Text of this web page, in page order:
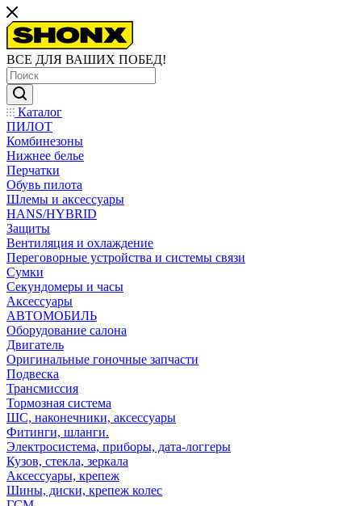
ВСЕ ДЛЯ ВАШИХ ПОБЕД!
Каталог
ПИЛОТ
Комбинезоны
Нижнее белье
Перчатки
Обувь пилота
Шлемы и аксессуары
HANS/HYBRID
Защиты
Вентиляция и охлаждение
Переговорные устройства и системы связи
Сумки
Секундомеры и часы
Аксессуары
АВТОМОБИЛЬ
Оборудование салона
Двигатель
Оригинальные гоночные запчасти
Подвеска
Трансмиссия
Тормозная система
ШС, наконечники, аксессуары
Фитинги, шланги.
Электросистема, приборы, дата-логгеры
Кузов, стекла, зеркала
Аксессуары, крепеж
Шины, диски, крепеж колес